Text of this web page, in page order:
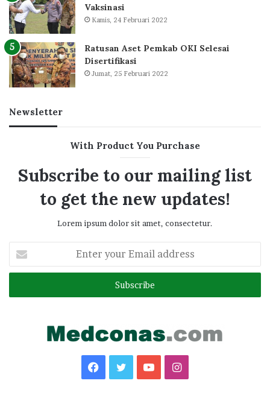
Vaksinasi
Kamis, 24 Februari 2022
Ratusan Aset Pemkab OKI Selesai
Disertifikasi
Jumat, 25 Februari 2022
Newsletter
With Product You Purchase
Subscribe to our mailing list
to get the new updates!
Lorem ipsum dolor sit amet, consectetur.
your
Email
Facebook
TwitterYouTubeInstagram